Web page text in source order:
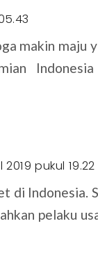
makin maju
2019 pukul 19.22
di Indonesia.
pelaku